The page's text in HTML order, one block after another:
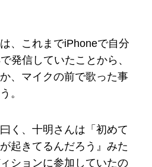
、これまでiPhoneで自分
発信していたことから、
、マイクの前で歌った事
。
く、十明さんは「初めて
起きてるんだろう』みた
ションに参加していたの